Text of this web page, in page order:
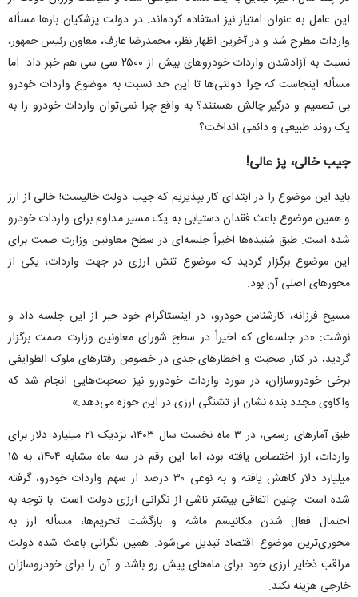
این عامل به عنوان امتیاز نیز استفاده کرده‌اند. در دولت پزشکیان بار‌ها مسأله
واردات مطرح شد و در آخرین اظهار نظر، محمدرضا عارف، معاون رئیس جمهور،
نسبت به آزادشدن واردات خودروهای بیش از ۲۵۰۰ سی سی هم خبر داد. اما
مسأله اینجاست که چرا دولتی‌ها تا این حد نسبت به موضوع واردات خودرو
بی تصمیم و درگیر چالش هستند؟ به واقع چرا نمی‌توان واردات خودرو را به
یک روئد طبیعی و دائمی انداخت؟
جیب خالی، پز عالی!
باید این موضوع را در ابتدای کار بپذیریم که جیب دولت خالیست! خالی از ارز
و همین موضوع باعث فقدان دستیابی به یک مسیر مداوم برای واردات خودرو
شده است. طبق شنیده‌ها اخیراً جلسه‌ای در سطح معاونین وزارت صمت برای
این موضوع برگزار گردید که موضوع تنش ارزی در جهت واردات، یکی از
محور‌های اصلی آن بود.
مسیح فرزانه، کارشناس خودرو، در اینستاگرام خود خبر از این جلسه داد و
نوشت: «در جلسه‌ای که اخیراً در سطح شورای معاونین وزارت صمت برگزار
گردید، در کنار صحبت و اخطار‌های جدی در خصوص رفتار‌های ملوک الطوایفی
برخی خودروسازان، در مورد واردات خودورو نیز صحبت‌هایی انجام شد که
واکاوی مجدد بنده نشان از تشنگی ارزی در این حوزه می‌دهد.»
طبق آمار‌های رسمی، در ۳ ماه نخست سال ۱۴۰۳، نزدیک ۲۱ میلیارد دلار برای
واردات، ارز اختصاص یافته بود، اما این رقم در سه ماه مشابه ۱۴۰۴، به ۱۵
میلیارد دلار کاهش یافته و به نوعی ۳۰ درصد از سهم واردات خودرو، گرفته
شده است. چنین اتفاقی بیشتر ناشی از نگرانی ارزی دولت است. با توجه به
احتمال فعال شدن مکانیسم ماشه و بازگشت تحریم‌ها، مسأله ارز به
محوری‌ترین موضوع اقتصاد تبدیل می‌شود. همین نگرانی باعث شده دولت
مراقب ذخایر ارزی خود برای ماه‌های پیش رو باشد و آن را برای خودروسازان
خارجی هزینه نکند.